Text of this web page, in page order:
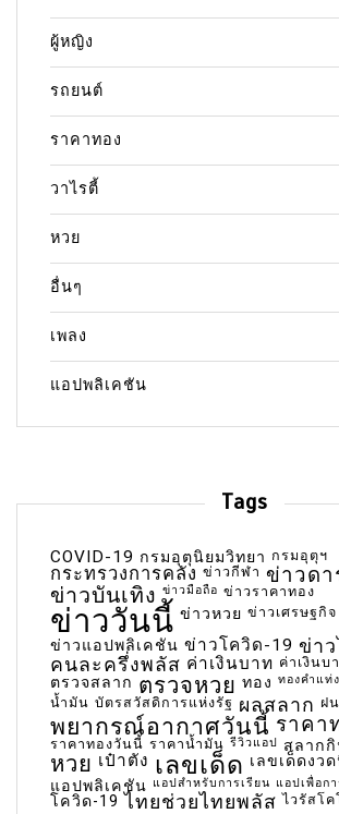
ผู้หญิง
รถยนต์
ราคาทอง
วาไรตี้
หวย
อื่นๆ
เพลง
แอปพลิเคชัน
Tags
COVID-19 กรมอุตุนิยมวิทยา กรมอุตุฯ
กระทรวงการคลัง ข่าวกีฬา ข่าวดา
ข่าวบันเทิง ข่าวมือถือ ข่าวราคาทอง
ข่าววันนี้ ข่าวหวย ข่าวเศรษฐกิจ
ข่าวแอปพลิเคชัน ข่าวโควิด-19 ข่า
คนละครึ่งพลัส ค่าเงินบาท ค่าเงินบ
ตรวจสลาก ตรวจหวย ทอง ทองคำแท่ง
น้ำมัน บัตรสวัสดิการแห่งรัฐ ผลสลาก ฝ
พยากรณ์อากาศวันนี้ ราคา
ราคาทองวันนี้ ราคาน้ำมัน รีวิวแอป สลาก
หวย เป๋าตัง เลขเด็ด เลขเด็ดงว
แอปพลิเคชัน แอปสำหรับการเรียน แอปเพื่อก
โควิด-19 ไทยช่วยไทยพลัส ไวรัสโค